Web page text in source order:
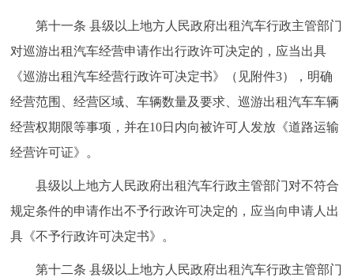
第十一条 县级以上地方人民政府出租汽车行政主管部门
对巡游出租汽车经营申请作出行政许可决定的，应当出具
《巡游出租汽车经营行政许可决定书》（见附件3），明确
经营范围、经营区域、车辆数量及要求、巡游出租汽车车辆
经营权期限等事项，并在10日内向被许可人发放《道路运输
经营许可证》。
县级以上地方人民政府出租汽车行政主管部门对不符合
规定条件的申请作出不予行政许可决定的，应当向申请人出
具《不予行政许可决定书》。
第十二条 县级以上地方人民政府出租汽车行政主管部门